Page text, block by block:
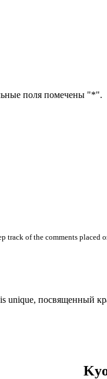
поля помечены "*".
track of the comments
unique, посвященный